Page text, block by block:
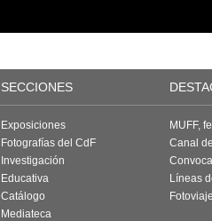
SECCIONES
Exposiciones
Fotografías del CdF
Investigación
Educativa
Catálogo
Mediateca
MUFF,
Canal
Líneas